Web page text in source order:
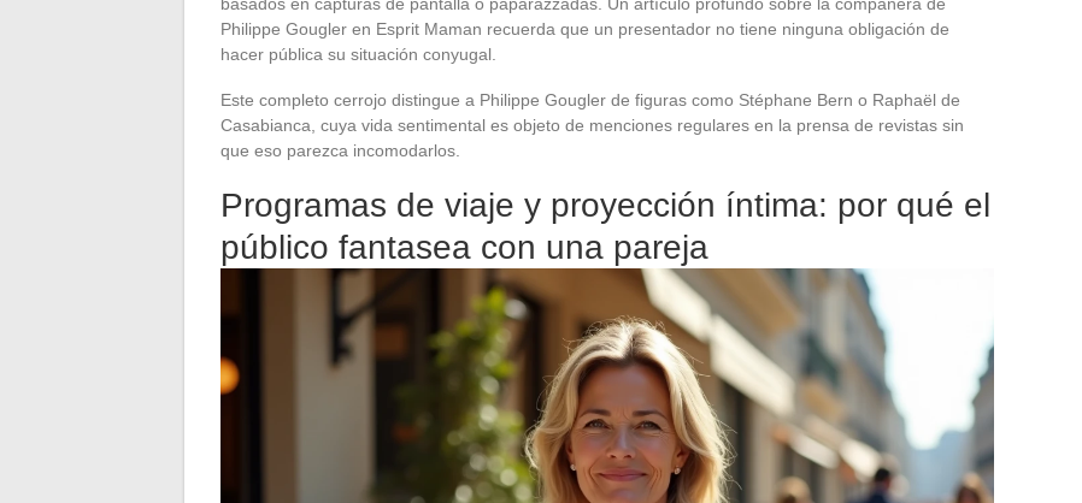
basados en capturas de pantalla o paparazzadas. Un artículo profundo sobre la compañera de
Philippe Gougler en Esprit Maman recuerda que un presentador no tiene ninguna obligación de
hacer pública su situación conyugal.
Este completo cerrojo distingue a Philippe Gougler de figuras como Stéphane Bern o Raphaël de
Casabianca, cuya vida sentimental es objeto de menciones regulares en la prensa de revistas sin
que eso parezca incomodarlos.
Programas de viaje y proyección íntima: por qué el
público fantasea con una pareja